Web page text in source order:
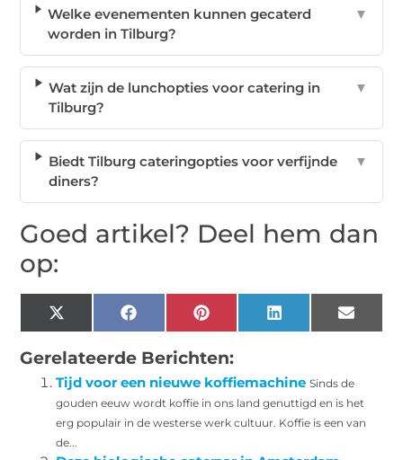
Welke evenementen kunnen gecaterd
worden in Tilburg?
▼
Wat zijn de lunchopties voor catering in
Tilburg?
▼
Biedt Tilburg cateringopties voor verfijnde
diners?
▼
Goed artikel? Deel hem dan
op:
X
(Twitter)
Facebook Pinterest LinkedIn Email
Gerelateerde Berichten:
Tijd voor een nieuwe koffiemachine Sinds de
gouden eeuw wordt koffie in ons land genuttigd en is het
erg populair in de westerse werk cultuur. Koffie is een van
de...